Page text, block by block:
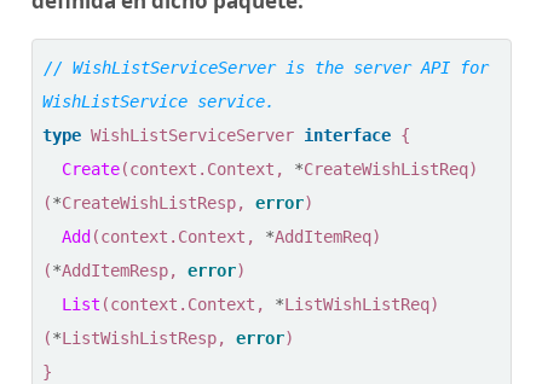
// WishListServiceServer is the server API for
type WishListServiceServer interface {
Create(context . Context , *CreateWishListReq)
(*CreateWishListResp, error)
Add (context . Context , *AddItemReq)
(*AddItemResp, error)
List (context . Context , *ListWishListReq)
(*ListWishListResp, error)
}